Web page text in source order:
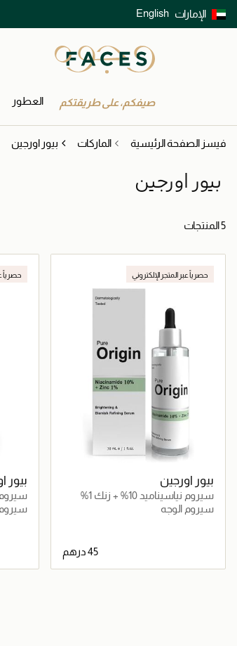
الإمارات English
توصيل سريع على جميع الطلبات ما فوق 299 درهم
صيفكم، على طريقتكم العطور
فيسز الصفحة الرئيسية الماركات بيور اورجين
بيور اورجين
5 المنتجات
حصرياً عبر المتجر الإلكتروني
بيور اورجين
سيروم نياسيناميد 10% + زنك 1%
سيروم الوجه
حصرياً
بيور
سيروم